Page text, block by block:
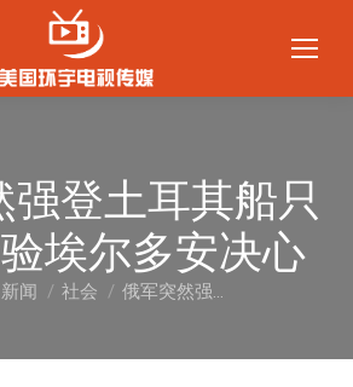
强登土耳其船只
埃尔多安决心
：
新闻 社会 俄军突然强…